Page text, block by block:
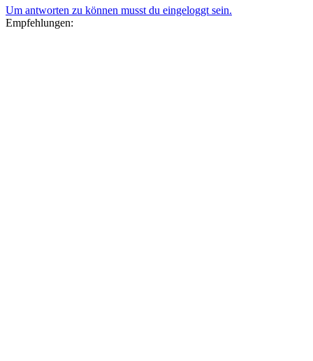
Um antworten zu können musst du eingeloggt sein.
Empfehlungen: